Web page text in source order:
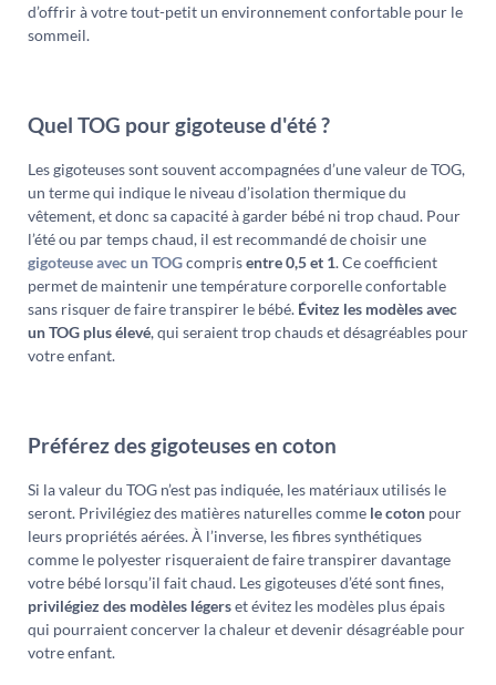
d’offrir à votre tout-petit un environnement confortable pour le
sommeil.
Quel TOG pour gigoteuse d'été ?
Les gigoteuses sont souvent accompagnées d’une valeur de TOG,
un terme qui indique le niveau d’isolation thermique du
vêtement, et donc sa capacité à garder bébé ni trop chaud. Pour
l’été ou par temps chaud, il est recommandé de choisir une
gigoteuse avec un TOGcomprisentre 0,5 et 1. Ce coefficient
permet de maintenir une température corporelle confortable
sans risquer de faire transpirer le bébé. Évitez les modèles avec
un TOG plus élevé, qui seraient trop chauds et désagréables pour
votre enfant.
Préférez des gigoteuses en coton
Si la valeur du TOG n’est pas indiquée, les matériaux utilisés le
seront. Privilégiez des matières naturelles comme le coton pour
leurs propriétés aérées. À l’inverse, les fibres synthétiques
comme le polyester risqueraient de faire transpirer davantage
votre bébé lorsqu’il fait chaud. Les gigoteuses d’été sont fines,
privilégiez des modèles légerset évitez les modèles plus épais
qui pourraient concerver la chaleur et devenir désagréable pour
votre enfant.